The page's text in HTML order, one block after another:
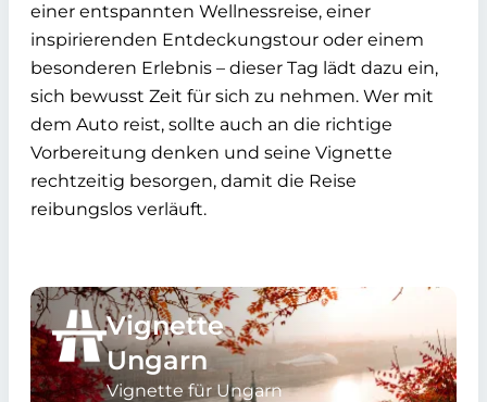
einer entspannten Wellnessreise, einer
inspirierenden Entdeckungstour oder einem
besonderen Erlebnis – dieser Tag lädt dazu ein,
sich bewusst Zeit für sich zu nehmen. Wer mit
dem Auto reist, sollte auch an die richtige
Vorbereitung denken und seine Vignette
rechtzeitig besorgen, damit die Reise
reibungslos verläuft.
Vignette
Ungarn
Vignette für Ungarn